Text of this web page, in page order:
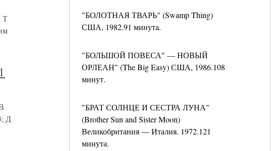
"БОЛОТНАЯ ТВАРЬ" (Swamp Thing)
США, 1982.91 минута.
"БОЛЬШОЙ ПОВЕСА" — НОВЫЙ
ОРЛЕАН" (The Big Easy) США, 1986.108
минут.
"БРАТ СОЛНЦЕ И СЕСТРА ЛУНА"
(Brother Sun and Sister Moon)
Великобритания — Италия. 1972.121
минута.
Т
Д